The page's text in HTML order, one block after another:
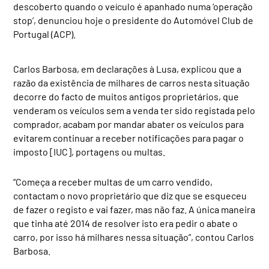
descoberto quando o veículo é apanhado numa ‘operação
stop’, denunciou hoje o presidente do Automóvel Club de
Portugal (ACP).
Carlos Barbosa, em declarações à Lusa, explicou que a
razão da existência de milhares de carros nesta situação
decorre do facto de muitos antigos proprietários, que
venderam os veículos sem a venda ter sido registada pelo
comprador, acabam por mandar abater os veículos para
evitarem continuar a receber notificações para pagar o
imposto [IUC], portagens ou multas.
“Começa a receber multas de um carro vendido,
contactam o novo proprietário que diz que se esqueceu
de fazer o registo e vai fazer, mas não faz. A única maneira
que tinha até 2014 de resolver isto era pedir o abate o
carro, por isso há milhares nessa situação”, contou Carlos
Barbosa.